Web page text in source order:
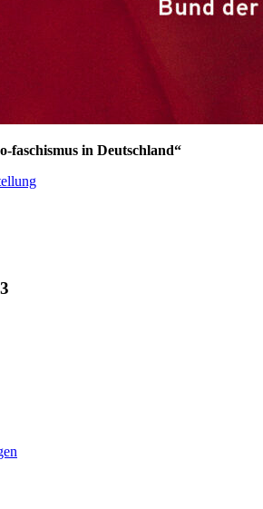
faschismus in Deutschland“